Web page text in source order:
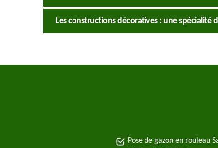
Les constructions décoratives : une spécialité
Pose de gazon en rouleau